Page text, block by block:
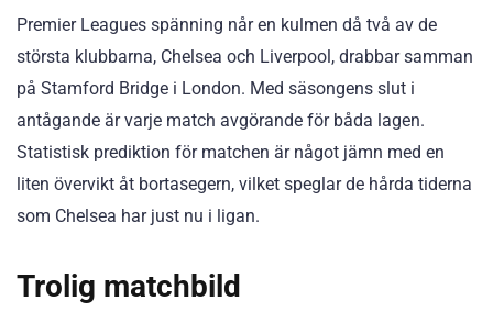
Premier Leagues spänning når en kulmen då två av de
största klubbarna, Chelsea och Liverpool, drabbar samman
på Stamford Bridge i London. Med säsongens slut i
antågande är varje match avgörande för båda lagen.
Statistisk prediktion för matchen är något jämn med en
liten övervikt åt bortasegern, vilket speglar de hårda tiderna
som Chelsea har just nu i ligan.
Trolig matchbild